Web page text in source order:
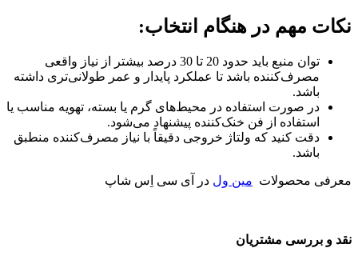
نکات مهم در هنگام انتخاب:
توان منبع باید حدود 20 تا 30 درصد بیشتر از نیاز واقعی
مصرف‌کننده باشد تا عملکرد پایدار و عمر طولانی‌تری داشته
باشد.
در صورت استفاده در محیط‌های گرم یا بسته، تهویه مناسب یا
استفاده از فن خنک‌کننده پیشنهاد می‌شود.
دقت کنید که ولتاژ خروجی دقیقاً با نیاز مصرف‌کننده منطبق
باشد.
معرفی محصولات مین ول در آی سی اِس شاپ
نقد و بررسی مشتریان